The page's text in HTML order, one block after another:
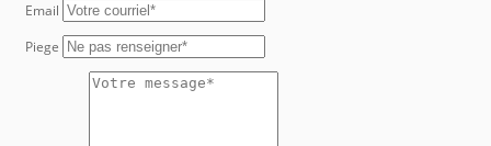
Email
Piege